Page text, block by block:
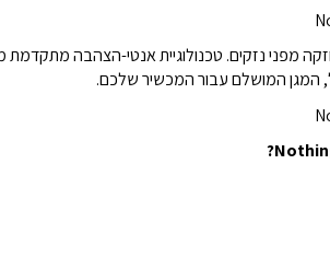
המגן המושלם עבור המכשיר שלכם.